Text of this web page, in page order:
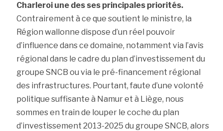
Charleroi une des ses principales priorités.
Contrairement à ce que soutient le ministre, la
Région wallonne dispose d’un réel pouvoir
d’influence dans ce domaine, notamment via l’avis
régional dans le cadre du plan d’investissement du
groupe SNCB ou via le pré-financement régional
des infrastructures. Pourtant, faute d’une volonté
politique suffisante à Namur et à Liège, nous
sommes en train de louper le coche du plan
d’investissement 2013-2025 du groupe SNCB, alors